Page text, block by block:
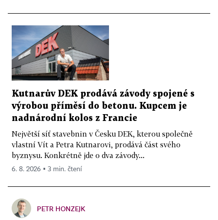
Kutnarův DEK prodává závody spojené s
výrobou příměsí do betonu. Kupcem je
nadnárodní kolos z Francie
Největší síť stavebnin v Česku DEK, kterou společně
vlastní Vít a Petra Kutnarovi, prodává část svého
byznysu. Konkrétně jde o dva závody...
6. 8. 2026 ▪ 3 min. čtení
PETR HONZEJK